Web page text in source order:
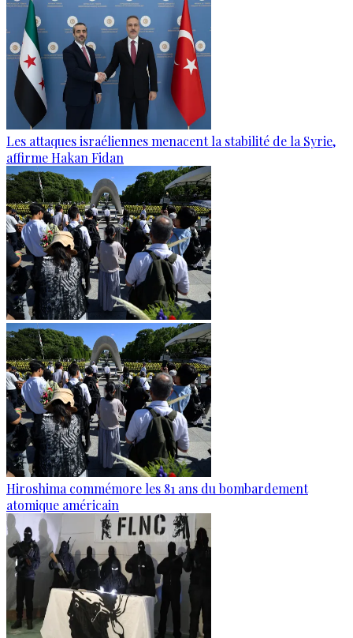
Les attaques israéliennes menacent la stabilité de la Syrie,
affirme Hakan Fidan
Hiroshima commémore les 81 ans du bombardement
atomique américain